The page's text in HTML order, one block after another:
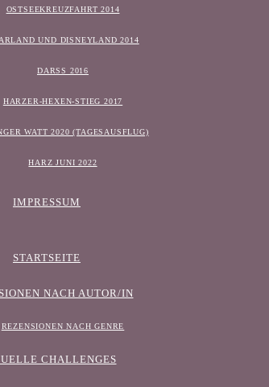
OSTSEEKREUZFAHRT 2014
UND DISNEYLAND 2014
DARSS 2016
HARZER-HEXEN-STIEG 2017
WATT 2020 (TAGESAUSFLUG)
HARZ JUNI 2022
IMPRESSUM
STARTSEITE
NACH AUTOR/IN
REZENSIONEN NACH GENRE
CHALLENGES